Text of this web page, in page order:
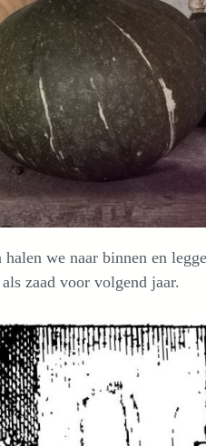
we naar binnen en
zaad voor volgend jaar.